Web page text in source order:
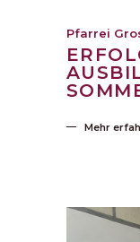
Pfarrei
Mehr